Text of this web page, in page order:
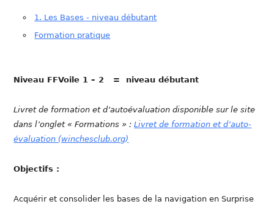
1. Les Bases - niveau débutant
Formation pratique
Niveau FFVoile 1 – 2 = niveau débutant
Livret de formation et d’autoévaluation disponible sur le site
dans l’onglet « Formations » :Livret de formation et d’auto-
évaluation (winchesclub.org)
Objectifs :
Acquérir et consolider les bases de la navigation en Surprise